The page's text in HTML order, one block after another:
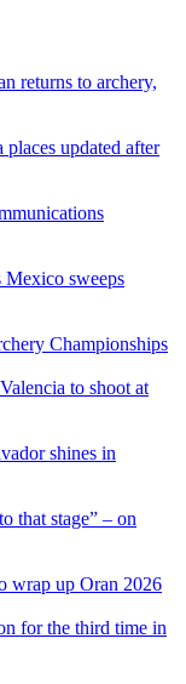
returns to archery,
updated after
sweeps
Championships
to shoot at
shines in
that stage” – on
wrap up Oran 2026
for the third time in